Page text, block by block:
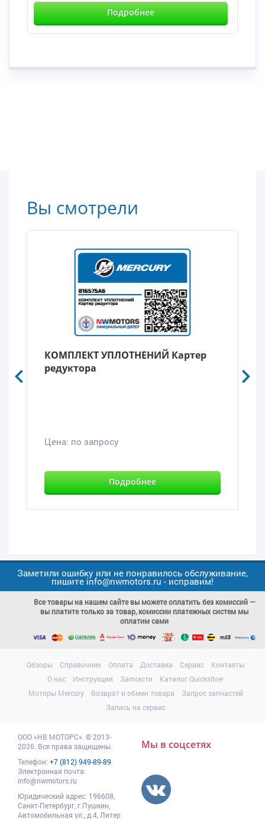
Подробнее
Вы смотрели
КОМПЛЕКТ УПЛОТНЕНИЙ Картер
редуктора
Цена: по запросу
Подробнее
Заметили ошибку или не понравилось обслуживание,
пишите info@nwmotors.ru - исправим!
Все товары на нашем сайте вы можете оплатить без комиссий —
вы платите только за товар, комиссии платежных систем мы
оплатим сами
Обзоры Справочник Оплата Доставка Сервис
Контакты
О нас
Инструкции Запчасти
Каталог Quicksilver
Моторы Mercury
Возврат и обмен товара
Запрос запчастей
Запись на сервис
ООО«НВ МОТОРС» © 2013-
2026. Все права защищены.
Телефон: +7 (812) 949-89-89
Электронная почта:
info@nwmotors.ru
Юридический адрес: 196608
Санкт-Петербург, г.Пушкин
Автомобильная ул., д.4, Литер
Мы в соцсетях